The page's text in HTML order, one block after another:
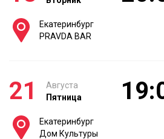
Екатеринбург
PRAVDA BAR
21
Августа
Пятница
Екатеринбург
Дом Культуры